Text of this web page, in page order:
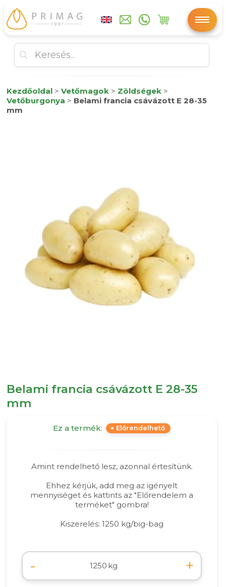
Kezdőoldal > Vetőmagok > Zöldségek >
Vetőburgonya > Belami francia csávázott E 28-35
mm
Belami francia csávázott E 28-35
mm
Ez a termék: Előrendelhető
Amint rendelhető lesz, azonnal értesítünk.
Ehhez kérjük, add meg az igényelt
mennyiséget és kattints az "Előrendelem a
terméket" gombra!
Kiszerelés: 1250 kg/big-bag
- kg +